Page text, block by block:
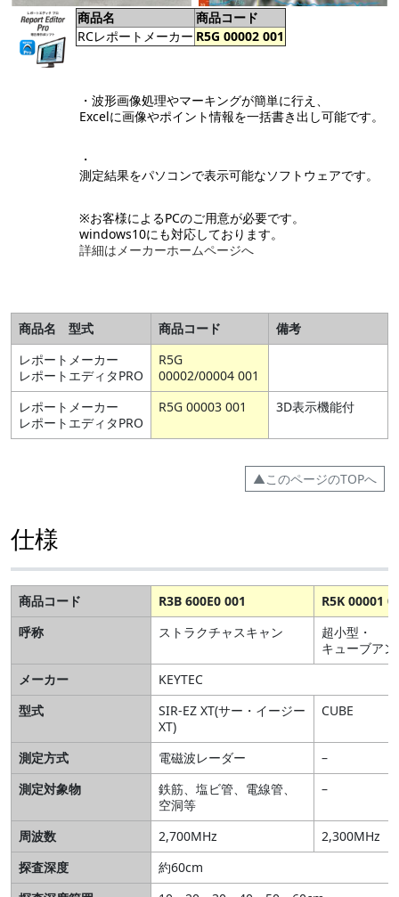
商品名
商品コード
RCレポートメーカー R5G 00002 001
・波形画像処理やマーキングが簡単に行え、
Excelに画像やポイント情報を一括書き出し可能です。
・
測定結果をパソコンで表示可能なソフトウェアです。
※お客様によるPCのご用意が必要です。
windows10にも対応しております。
詳細はメーカーホームページへ
商品名 型式 商品コード
備考
レポートメーカー
レポートエディタPRO
R5G
00002/00004 001
レポートメーカー
レポートエディタPRO
R5G 00003 001 3D表示機能付
▲このページのTOPへ
仕様
商品コード R3B 600E0 001
R5K 00001
呼称
ストラクチャスキャン
超小型・
キューブア
メーカー
KEYTEC
型式
SIR-EZ XT(サー・イージー
XT)
CUBE
測定方式 電磁波レーダー
–
測定対象物
鉄筋、塩ビ管、電線管、
空洞等
–
周波数 2,700MHz
2,300MHz
探査深度
約60cm